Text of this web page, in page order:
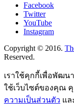
Facebook
Twitter
YouTube
Instagram
Copyright © 2016.
Reserved.
เราใช้คุกกี้เพื่อพัฒ
ใช้เว็บไซต์ของคุณ
ความเป็นส่วนตัว แล